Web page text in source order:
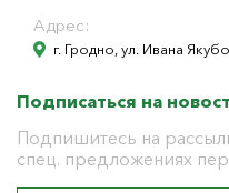
Адрес:
г. Гродно, ул. Ивана
Подписаться на
Подпишитесь на
спец. предложениях